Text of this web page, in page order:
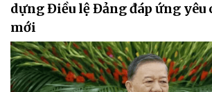
dựng Điều lệ Đảng đáp ứng yêu
mới